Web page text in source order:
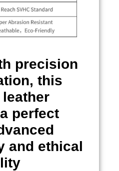
precision
this
perfect
and ethical